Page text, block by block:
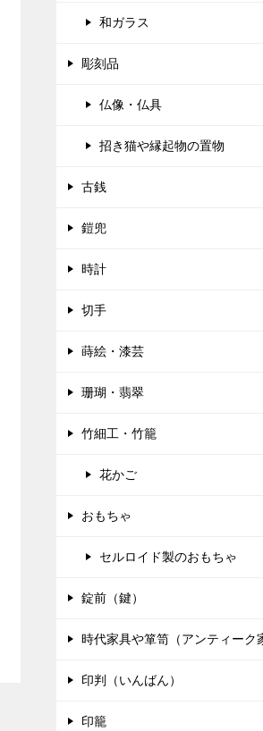
和ガラス
彫刻品
仏像・仏具
招き猫や縁起物の置物
古銭
鎧兜
時計
切手
蒔絵・漆芸
珊瑚・翡翠
竹細工・竹籠
花かご
おもちゃ
セルロイド製のおもちゃ
錠前（鍵）
時代家具や箪笥（アンティーク
印判（いんばん）
印籠